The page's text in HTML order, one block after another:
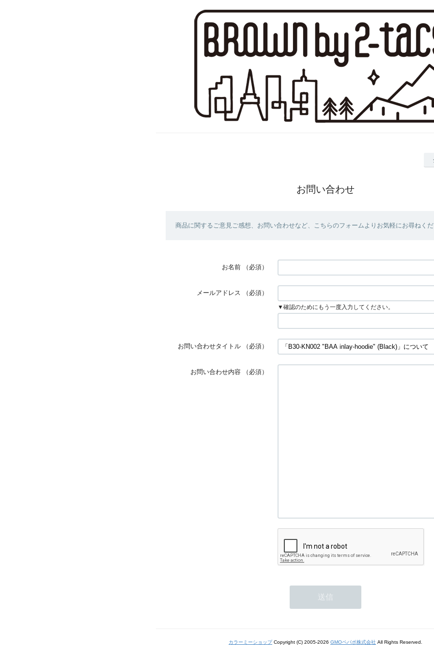
お問い合わせ
商品に関するご意見ご感想、お問い合わせなど、こちらのフォームよりお気軽にお尋ねく
お名前 （必須）
メールアドレス （必須）
▼確認のためにもう一度入力してください。
お問い合わせタイトル （必須）
お問い合わせ内容 （必須）
カラーミーショップCopyright (C) 2005-2026 GMOペパボ株式会社 All Rights Reserved.